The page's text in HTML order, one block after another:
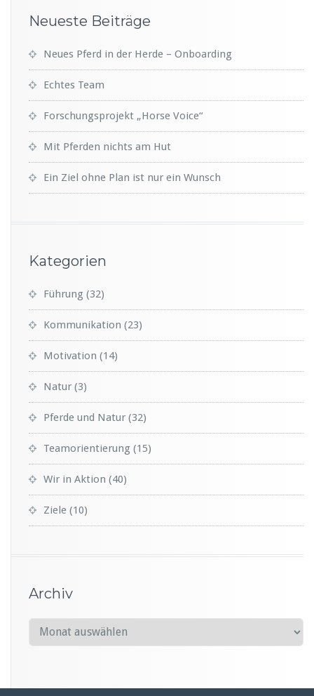
Neueste Beiträge
Neues Pferd in der Herde – Onboarding
Echtes Team
Forschungsprojekt „Horse Voice“
Mit Pferden nichts am Hut
Ein Ziel ohne Plan ist nur ein Wunsch
Kategorien
Führung (32)
Kommunikation (23)
Motivation (14)
Natur (3)
Pferde und Natur (32)
Teamorientierung (15)
Wir in Aktion (40)
Ziele (10)
Archiv
r